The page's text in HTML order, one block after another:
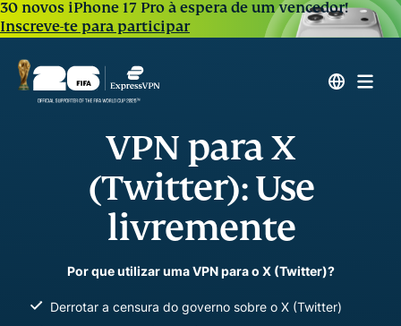
30 novos iPhone 17 Pro à espera de um vencedor!
Inscreve-te para participar
VPN para X
(Twitter): Use
livremente
Por que utilizar uma VPN para o X (Twitter)?
Derrotar a censura do governo sobre o X (Twitter)